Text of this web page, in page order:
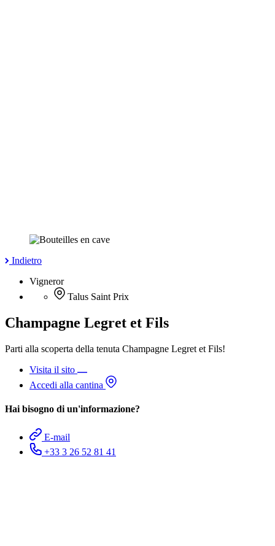
Indietro
Vigneror
Talus Saint Prix
Champagne Legret et Fils
Parti alla scoperta della tenuta Champagne Legret et Fils!
Visita il sito
Accedi alla cantina
Hai bisogno di un'informazione?
E-mail
+33 3 26 52 81 41